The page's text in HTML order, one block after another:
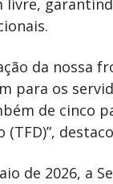
da nossa
para os
de cinco
de 2026, a